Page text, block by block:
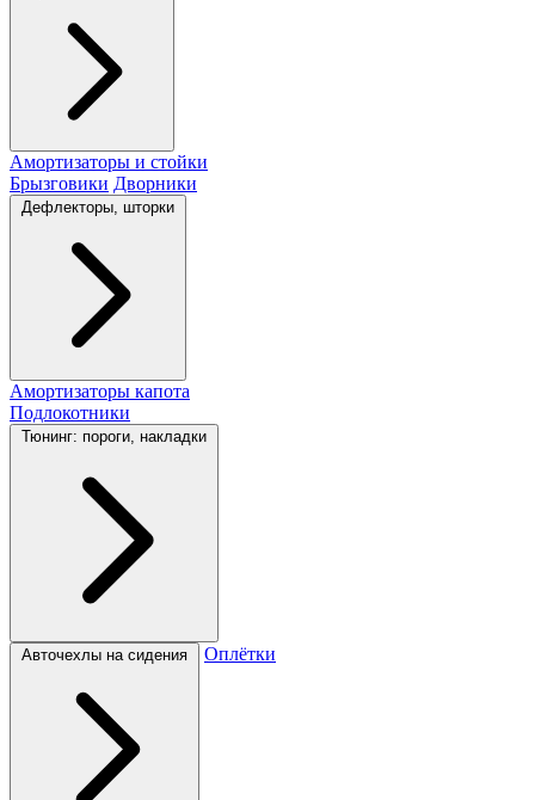
Амортизаторы и стойки
Брызговики Дворники
Дефлекторы, шторки
Амортизаторы капота
Подлокотники
Тюнинг: пороги, накладки
Авточехлы на сидения Оплётки